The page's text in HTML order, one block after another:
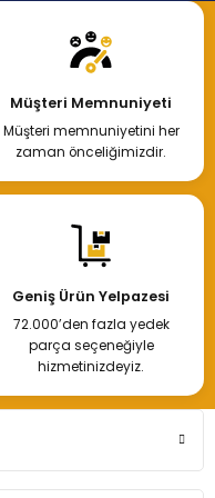
Müşteri Memnuniyeti
Müşteri memnuniyetini her
zaman önceliğimizdir.
Geniş Ürün Yelpazesi
72.000’den fazla yedek
parça seçeneğiyle
hizmetinizdeyiz.